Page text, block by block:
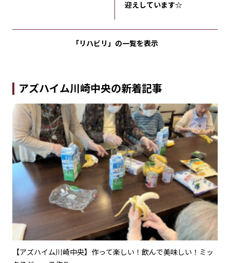
迎えしています☆
「リハビリ」の一覧を表示
アズハイム川崎中央の新着記事
んで美味しい！ミッ 【アズハイム川崎中央】“探検隊気分”で楽し